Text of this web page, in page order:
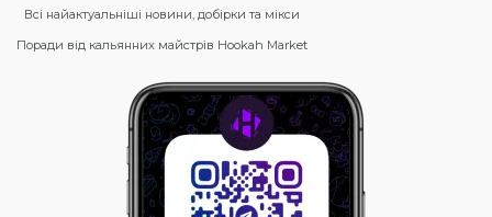
Всі найактуальніші новини, добірки та мікси
Поради від кальянних майстрів Hookah Market